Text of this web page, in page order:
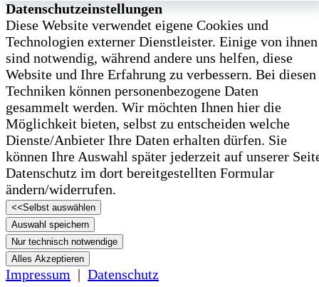
Datenschutzeinstellungen
Diese Website verwendet eigene Cookies und
Technologien externer Dienstleister. Einige von ihnen
sind notwendig, während andere uns helfen, diese
Website und Ihre Erfahrung zu verbessern. Bei diesen
Techniken können personenbezogene Daten
gesammelt werden. Wir möchten Ihnen hier die
Möglichkeit bieten, selbst zu entscheiden welche
Dienste/­Anbieter Ihre Daten erhalten dürfen. Sie
können Ihre Auswahl später jederzeit auf unserer
Datenschutz im dort bereitgestellten Formular
ändern/­widerrufen.
<<Selbst auswählen
Auswahl speichern
Nur technisch notwendige
Alles Akzeptieren
Impressum | Datenschutz